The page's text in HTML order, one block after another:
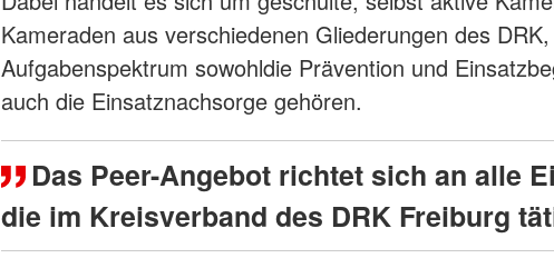
Kameraden aus verschiedenen Gliederungen des
Aufgabenspektrum sowohldie Prävention und
auch die Einsatznachsorge gehören.
Das Peer-Angebot richtet sich an alle
die im Kreisverband des DRK Freiburg